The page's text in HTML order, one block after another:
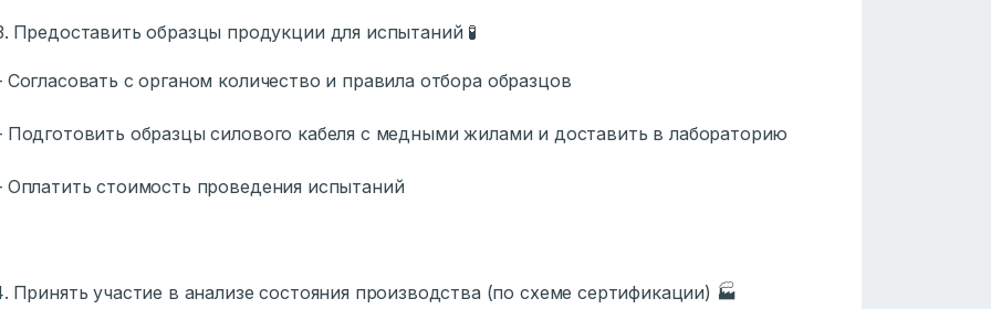
Предоставить образцы продукции для испытаний 🧪
с органом количество и правила отбора образцов
образцы силового кабеля с медными жилами и доставить в лабораторию
стоимость проведения испытаний
Принять участие в анализе состояния производства (по схеме сертификации) 🏭